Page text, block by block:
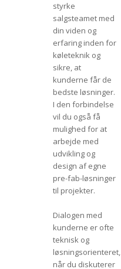
styrke
salgsteamet med
din viden og
erfaring inden for
køleteknik og
sikre, at
kunderne får de
bedste løsninger.
I den forbindelse
vil du også få
mulighed for at
arbejde med
udvikling og
design af egne
pre-fab-løsninger
til projekter.
Dialogen med
kunderne er ofte
teknisk og
løsningsorienteret,
når du diskuterer